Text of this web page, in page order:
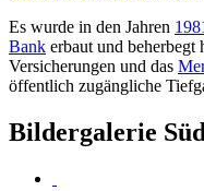
Es wurde in den Jahren
Bank erbaut und beherbegt
Versicherungen und das
öffentlich zugängliche
Bildergalerie